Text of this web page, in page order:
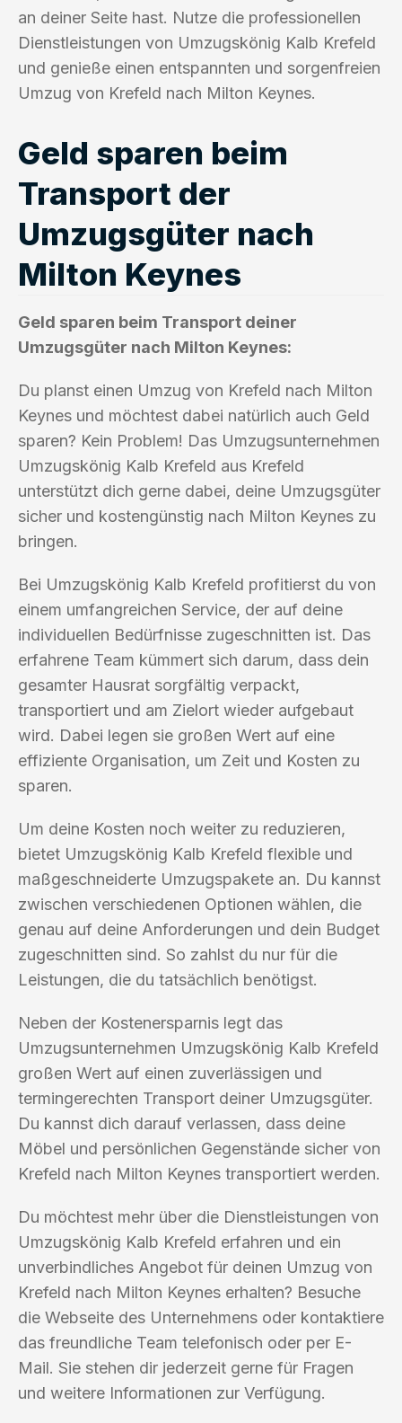
an deiner Seite hast. Nutze die professionellen
Dienstleistungen von Umzugskönig Kalb Krefeld
und genieße einen entspannten und sorgenfreien
Umzug von Krefeld nach Milton Keynes.
Geld sparen beim
Transport der
Umzugsgüter nach
Milton Keynes
Geld sparen beim Transport deiner
Umzugsgüter nach Milton Keynes:
Du planst einen Umzug von Krefeld nach Milton
Keynes und möchtest dabei natürlich auch Geld
sparen? Kein Problem! Das Umzugsunternehmen
Umzugskönig Kalb Krefeld aus Krefeld
unterstützt dich gerne dabei, deine Umzugsgüter
sicher und kostengünstig nach Milton Keynes zu
bringen.
Bei Umzugskönig Kalb Krefeld profitierst du von
einem umfangreichen Service, der auf deine
individuellen Bedürfnisse zugeschnitten ist. Das
erfahrene Team kümmert sich darum, dass dein
gesamter Hausrat sorgfältig verpackt,
transportiert und am Zielort wieder aufgebaut
wird. Dabei legen sie großen Wert auf eine
effiziente Organisation, um Zeit und Kosten zu
sparen.
Um deine Kosten noch weiter zu reduzieren,
bietet Umzugskönig Kalb Krefeld flexible und
maßgeschneiderte Umzugspakete an. Du kannst
zwischen verschiedenen Optionen wählen, die
genau auf deine Anforderungen und dein Budget
zugeschnitten sind. So zahlst du nur für die
Leistungen, die du tatsächlich benötigst.
Neben der Kostenersparnis legt das
Umzugsunternehmen Umzugskönig Kalb Krefeld
großen Wert auf einen zuverlässigen und
termingerechten Transport deiner Umzugsgüter.
Du kannst dich darauf verlassen, dass deine
Möbel und persönlichen Gegenstände sicher von
Krefeld nach Milton Keynes transportiert werden.
Du möchtest mehr über die Dienstleistungen von
Umzugskönig Kalb Krefeld erfahren und ein
unverbindliches Angebot für deinen Umzug von
Krefeld nach Milton Keynes erhalten? Besuche
die Webseite des Unternehmens oder kontaktiere
das freundliche Team telefonisch oder per E-
Mail. Sie stehen dir jederzeit gerne für Fragen
und weitere Informationen zur Verfügung.